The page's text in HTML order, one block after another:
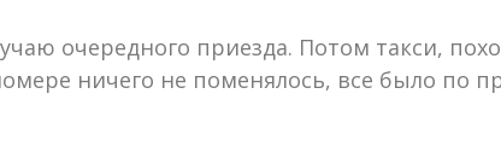
очередного приезда. Потом такси,
ничего не поменялось, все было по